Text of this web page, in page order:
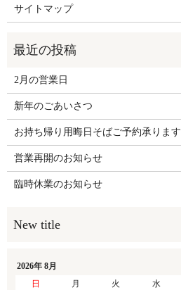
サイトマップ
2月の営業日
新年のごあいさつ
お持ち帰り用晦日そばご予約承ります
営業再開のお知らせ
臨時休業のお知らせ
2026年 8月
日
月 火 水